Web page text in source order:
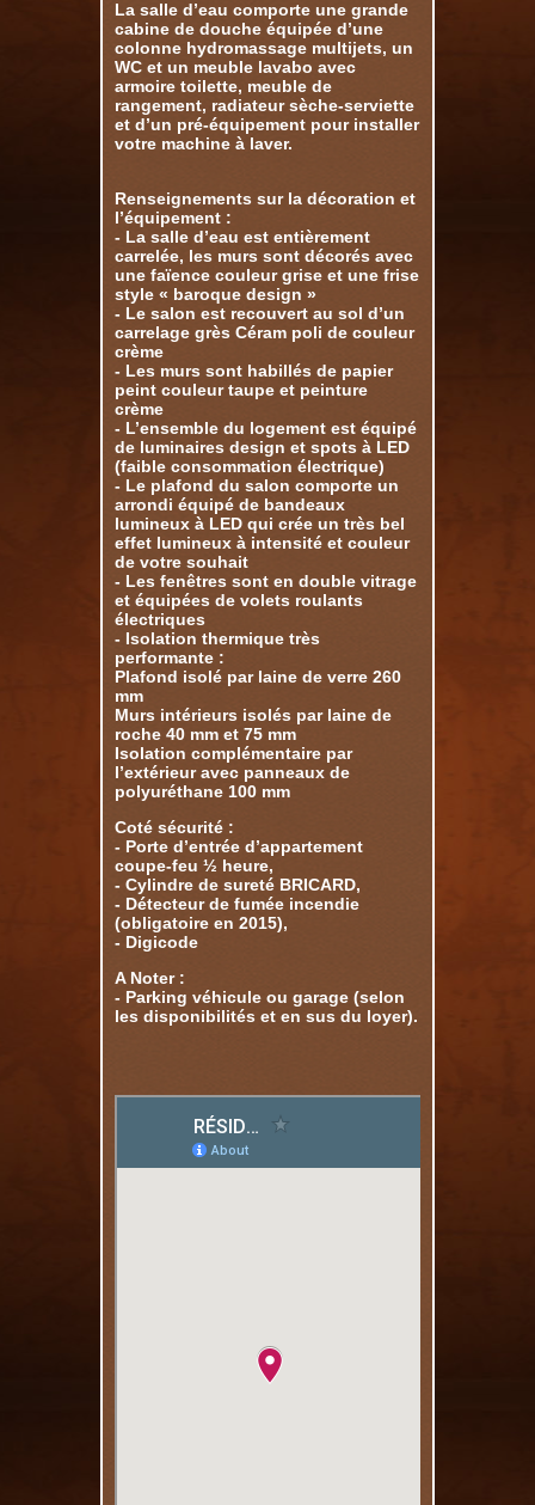
La salle d’eau comporte une grande
cabine de douche équipée d’une
colonne hydromassage multijets, un
WC et un meuble lavabo avec
armoire toilette, meuble de
rangement, radiateur sèche-serviette
et d’un pré-équipement pour installer
votre machine à laver.
Renseignements sur la décoration et
l’équipement :
- La salle d’eau est entièrement
carrelée, les murs sont décorés avec
une faïence couleur grise et une frise
style « baroque design »
- Le salon est recouvert au sol d’un
carrelage grès Céram poli de couleur
crème
- Les murs sont habillés de papier
peint couleur taupe et peinture
crème
- L’ensemble du logement est équipé
de luminaires design et spots à LED
(faible consommation électrique)
- Le plafond du salon comporte un
arrondi équipé de bandeaux
lumineux à LED qui crée un très bel
effet lumineux à intensité et couleur
de votre souhait
- Les fenêtres sont en double vitrage
et équipées de volets roulants
électriques
- Isolation thermique très
performante :
Plafond isolé par laine de verre 260
mm
Murs intérieurs isolés par laine de
roche 40 mm et 75 mm
Isolation complémentaire par
l’extérieur avec panneaux de
polyuréthane 100 mm
Coté sécurité :
- Porte d’entrée d’appartement
coupe-feu ½ heure,
- Cylindre de sureté BRICARD,
- Détecteur de fumée incendie
(obligatoire en 2015),
- Digicode
A Noter :
- Parking véhicule ou garage (selon
les disponibilités et en sus du loyer).